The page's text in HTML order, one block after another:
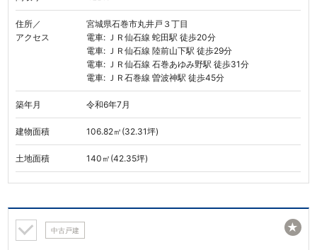
住所／
アクセス
宮城県石巻市丸井戸３丁目
電車: ＪＲ仙石線 蛇田駅 徒歩20分
電車: ＪＲ仙石線 陸前山下駅 徒歩29分
電車: ＪＲ仙石線 石巻あゆみ野駅 徒歩31分
電車: ＪＲ石巻線 曽波神駅 徒歩45分
築年月 令和6年7月
建物面積 106.82㎡(32.31坪)
土地面積 140㎡(42.35坪)
中古戸建 ★